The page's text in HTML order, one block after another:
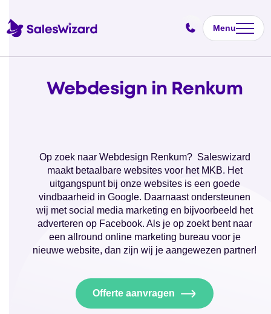
Menu
Webdesign in Renkum
Op zoek naar Webdesign Renkum? Saleswizard
maakt betaalbare websites voor het MKB. Het
uitgangspunt bij onze websites is een goede
vindbaarheid in Google. Daarnaast ondersteunen
wij met social media marketing en bijvoorbeeld het
adverteren op Facebook. Als je op zoekt bent naar
een allround online marketing bureau voor je
nieuwe website, dan zijn wij je aangewezen partner!
Offerte aanvragen